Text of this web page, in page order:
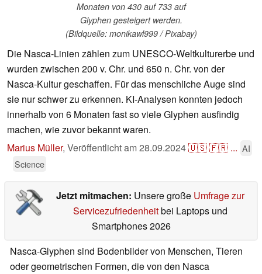
Monaten von 430 auf 733 auf
Glyphen gesteigert werden.
(Bildquelle: monikawl999 / Pixabay)
Die Nasca-Linien zählen zum UNESCO-Weltkulturerbe und
wurden zwischen 200 v. Chr. und 650 n. Chr. von der
Nasca-Kultur geschaffen. Für das menschliche Auge sind
sie nur schwer zu erkennen. KI-Analysen konnten jedoch
innerhalb von 6 Monaten fast so viele Glyphen ausfindig
machen, wie zuvor bekannt waren.
Marius Müller, Veröffentlicht am28.09.2024🇺🇸🇫🇷 ... AI
Science
Jetzt mitmachen: Unsere große Umfrage zur
Servicezufriedenheitbei Laptops und
Smartphones 2026
Nasca-Glyphen sind Bodenbilder von Menschen, Tieren
oder geometrischen Formen, die von den Nasca